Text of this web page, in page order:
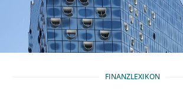
FINANZLEXIKON